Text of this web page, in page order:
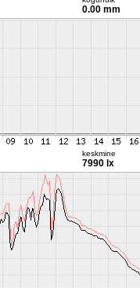
0.00 mm
keskmine
7990 lx